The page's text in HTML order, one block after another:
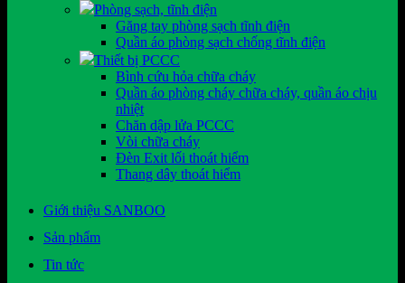
Phòng sạch, tĩnh điện
Găng tay phòng sạch tĩnh điện
Quần áo phòng sạch chống tĩnh điện
Thiết bị PCCC
Bình cứu hỏa chữa cháy
Quần áo phòng cháy chữa cháy, quần áo chịu
nhiệt
Chăn dập lửa PCCC
Vòi chữa cháy
Đèn Exit lối thoát hiểm
Thang dây thoát hiểm
Giới thiệu SANBOO
Sản phẩm
Tin tức